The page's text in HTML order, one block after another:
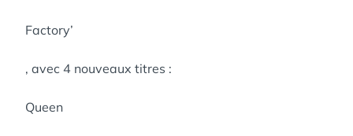
Factory’
, avec 4 nouveaux titres :
Queen